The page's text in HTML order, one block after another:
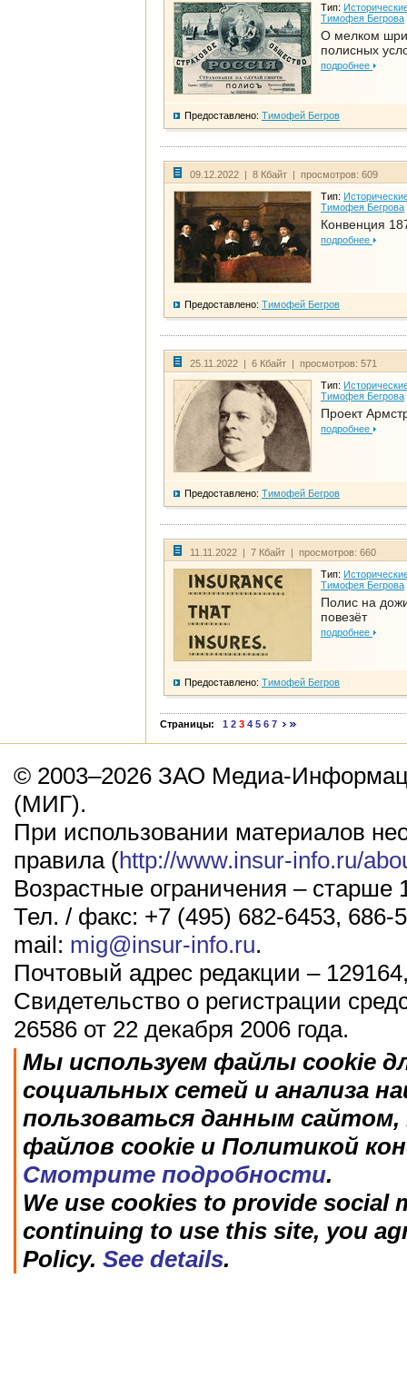
Тип:
Тимофея Бегрова
О мелком
полисных
подробнее
Предоставлено: Тимофей Бегров
09.12.2022 | 8 Кбайт | просмотров: 609
Тип:
Тимофея Бегрова
Конвенция
подробнее
Предоставлено: Тимофей Бегров
25.11.2022 | 6 Кбайт | просмотров: 571
Тип:
Тимофея Бегрова
Проект
подробнее
Предоставлено: Тимофей Бегров
11.11.2022 | 7 Кбайт | просмотров: 660
Тип:
Тимофея Бегрова
Полис на
повезёт
подробнее
Предоставлено: Тимофей Бегров
Страницы: 1 2 3 4 5 6 7
© 2003–2026 ЗАО Медиа-
(МИГ).
При использовании материалов
правила (http://www.insur-info.ru/
Возрастные ограничения – старше
Тел. / факс: +7 (495) 682-6453, 686-
mail: mig@insur-info.ru.
Почтовый адрес редакции –
Свидетельство о регистрации
26586 от 22 декабря 2006 года.
Мы используем файлы cookie
социальных сетей и анализа
пользоваться данным
файлов cookie и Политикой
Смотрите подробности.
We use cookies to provide social
continuing to use this site, you
Policy. See details.